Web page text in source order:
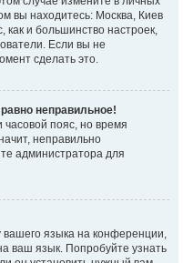
вы находитесь: Москва, Киев
как и большинство настроек,
Если вы не
сделать это.
неправильное!
часовой пояс, но время
неправильно
администратора для
языка на конференции,
ваш язык. Попробуйте узнать